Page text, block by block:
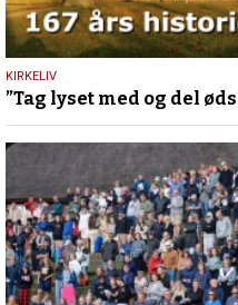
7.
december
2024
KIRKELIV
”Tag lyset med og del